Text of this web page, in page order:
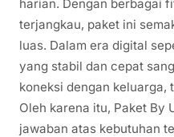
harian. Dengan berbagai
terjangkau, paket ini
luas. Dalam era digital
yang stabil dan cepat
koneksi dengan keluarga,
Oleh karena itu, Paket By
jawaban atas kebutuhan